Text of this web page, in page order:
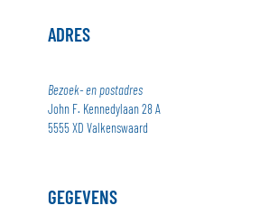
ADRES
Bezoek- en postadres
John F. Kennedylaan 28 A
5555 XD Valkenswaard
GEGEVENS